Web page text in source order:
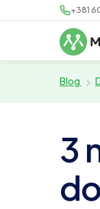
+381
Blog
3